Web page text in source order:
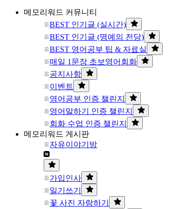
메모리워드 커뮤니티
BEST 인기글 (실시간)
BEST 인기글 (명예의 전당)
BEST 영어공부 팁 & 자료실
매일 1문장 초보영어회화
공지사항
이벤트
영어공부 인증 챌린지
영어말하기 인증 챌린지
회화 수업 인증 챌린지
메모리워드 게시판
자유이야기방
가입인사
일기쓰기
꽃 사진 자랑하기